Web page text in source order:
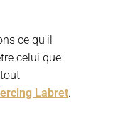
ce qu'il
celui que
Labret.